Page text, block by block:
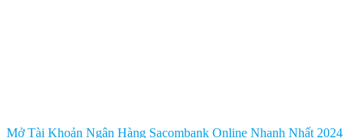
Mở Tài Khoản Ngân Hàng Sacombank Online Nhanh Nhất 2024